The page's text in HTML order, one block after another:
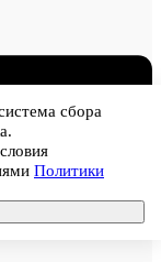
сбора
Политики